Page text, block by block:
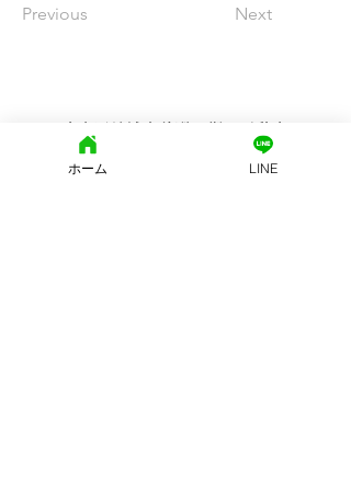
Previous Next
ホーム LINE